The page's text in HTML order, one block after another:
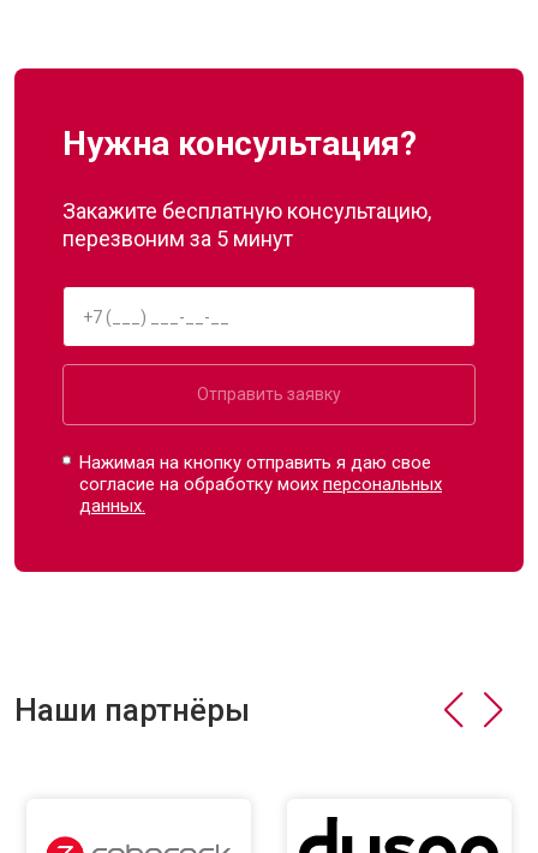
Нужна консультация?
Закажите бесплатную консультацию,
перезвоним за 5 минут
Отправить заявку
Нажимая на кнопку отправить я даю свое
согласие на обработку моихперсональных
данных.
Наши партнёры